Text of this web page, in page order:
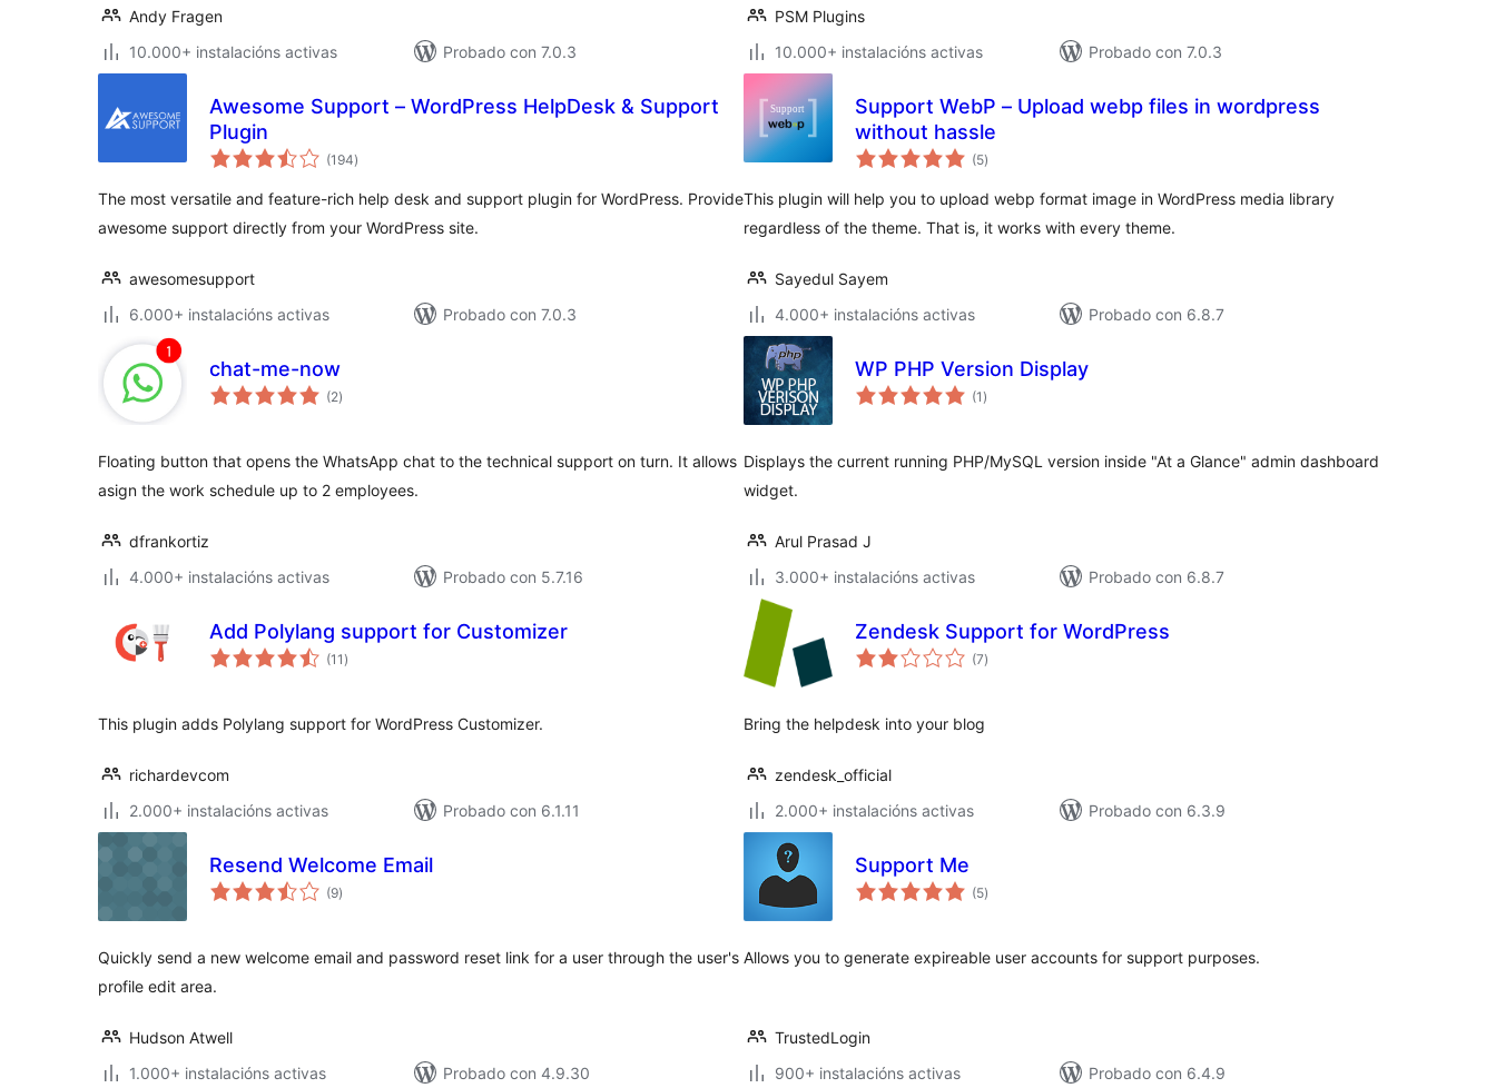
Andy Fragen
10.000+ instalacións activas
Probado con 7.0.3
PSM Plugins
10.000+ instalacións activas
Probado con 7.0.3
Awesome Support – WordPress HelpDesk & Support
Plugin
(194valoracións
totais
)
The most versatile and feature-rich help desk and support plugin for WordPress. Provide
awesome support directly from your WordPress site.
awesomesupport
6.000+ instalacións activas
Probado con 7.0.3
Support WebP – Upload webp files in wordpress
without hassle
(5valoracións
totais
)
This plugin will help you to upload webp format image in WordPress media library
regardless of the theme. That is, it works with every theme.
Sayedul Sayem
4.000+ instalacións activas
Probado con 6.8.7
chat-me-now
(2valoracións
totais
)
Floating button that opens the WhatsApp chat to the technical support on turn. It allows
asign the work schedule up to 2 employees.
dfrankortiz
4.000+ instalacións activas
Probado con 5.7.16
WP PHP Version Display
(1 valoracións
totais
)
Displays the current running PHP/MySQL version inside "At a Glance" admin dashboard
widget.
Arul Prasad J
3.000+ instalacións activas
Probado con 6.8.7
Add Polylang support for Customizer
(11 valoracións
totais
)
This plugin adds Polylang support for WordPress Customizer.
richardevcom
2.000+ instalacións activas
Probado con 6.1.11
Zendesk Support for WordPress
(7valoracións
totais
)
Bring the helpdesk into your blog
zendesk_official
2.000+ instalacións activas
Probado con 6.3.9
Resend Welcome Email
(9valoracións
totais
)
Quickly send a new welcome email and password reset link for a user through the user's
profile edit area.
Hudson Atwell
1.000+ instalacións activas
Probado con 4.9.30
Support Me
(5valoracións
totais
)
Allows you to generate expireable user accounts for support purposes.
TrustedLogin
900+ instalacións activas
Probado con 6.4.9